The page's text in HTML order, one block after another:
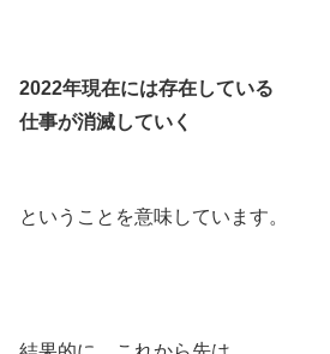
2022年現在には存在している
仕事が消滅していく
ということを意味しています。